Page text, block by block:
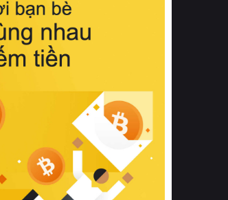
hồi chuẩn xác của phần đệm nâng đỡ
cột sống.
Bên cạnh đó, việc lựa chọn các dòng
sản phẩm đạt chuẩn chất lượng quốc
tế còn giúp ngăn ngừa tình trạng kích
khuẩn và nấm mốc trong điều kiện
thời tiết nóng ẩm. Bạn có thể tìm hiểu
thêm các nghiên cứu khoa học về tác
động của giấc ngủ và môi trường
phòng ngủ đối với sức khỏe con
người tại Sleep Foundation (External
Link) để có cái nhìn toàn diện hơn.
2. Các tiêu chí vàng khi lựa chọn